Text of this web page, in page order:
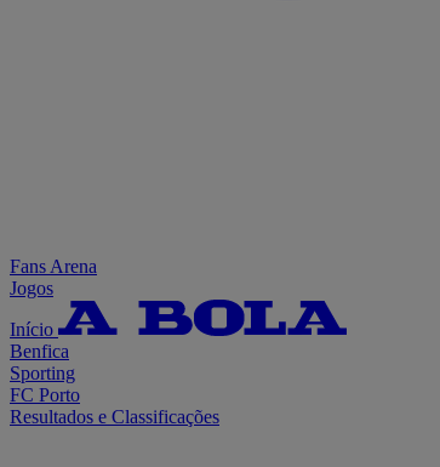
Fans Arena
Jogos
Início
Benfica
Sporting
FC Porto
Resultados e Classificações